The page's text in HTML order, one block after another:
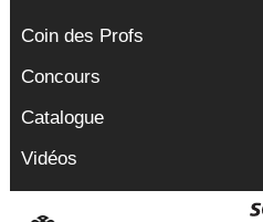
Coin des Profs
Concours
Catalogue
Vidéos